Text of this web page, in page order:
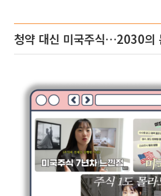
청약 대신 미국주식…2030의